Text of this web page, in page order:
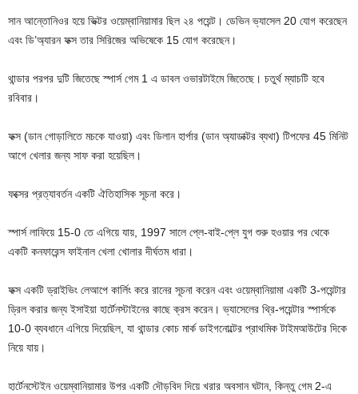
সান আন্তোনিওর হয়ে ভিক্টর ওয়েম্বানিয়ামার ছিল ২৪ পয়েন্ট। ডেভিন ভ্যাসেল 20 যোগ করেছেন
এবং ডি’অ্যারন ফক্স তার সিরিজের অভিষেকে 15 যোগ করেছেন।
থান্ডার পরপর দুটি জিতেছে স্পার্স গেম 1 এ ডাবল ওভারটাইমে জিতেছে। চতুর্থ ম্যাচটি হবে
রবিবার।
ফক্স (ডান গোড়ালিতে মচকে যাওয়া) এবং ডিলান হার্পার (ডান অ্যাডাক্টর ব্যথা) টিপফের 45 মিনিট
আগে খেলার জন্য সাফ করা হয়েছিল।
ফক্সের প্রত্যাবর্তন একটি ঐতিহাসিক সূচনা করে।
স্পার্স লাফিয়ে 15-0 তে এগিয়ে যায়, 1997 সালে প্লে-বাই-প্লে যুগ শুরু হওয়ার পর থেকে
একটি কনফারেন্স ফাইনাল খেলা খোলার দীর্ঘতম ধারা।
ফক্স একটি ড্রাইভিং লেআপে কার্লিং করে রানের সূচনা করেন এবং ওয়েম্বানিয়ামা একটি 3-পয়েন্টার
ড্রিল করার জন্য ইসাইয়া হার্টেনস্টাইনের কাছে ক্রস করেন। ভ্যাসেলের থ্রি-পয়েন্টার স্পার্সকে
10-0 ব্যবধানে এগিয়ে দিয়েছিল, যা থান্ডার কোচ মার্ক ডাইগনোল্টের প্রাথমিক টাইমআউটের দিকে
নিয়ে যায়।
হার্টেনস্টেইন ওয়েম্বানিয়ামার উপর একটি দৌড়বিদ দিয়ে খরার অবসান ঘটান, কিন্তু গেম 2-এ